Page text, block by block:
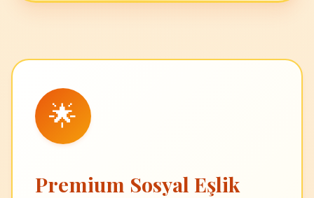
🌟
Premium Sosyal Eşlik